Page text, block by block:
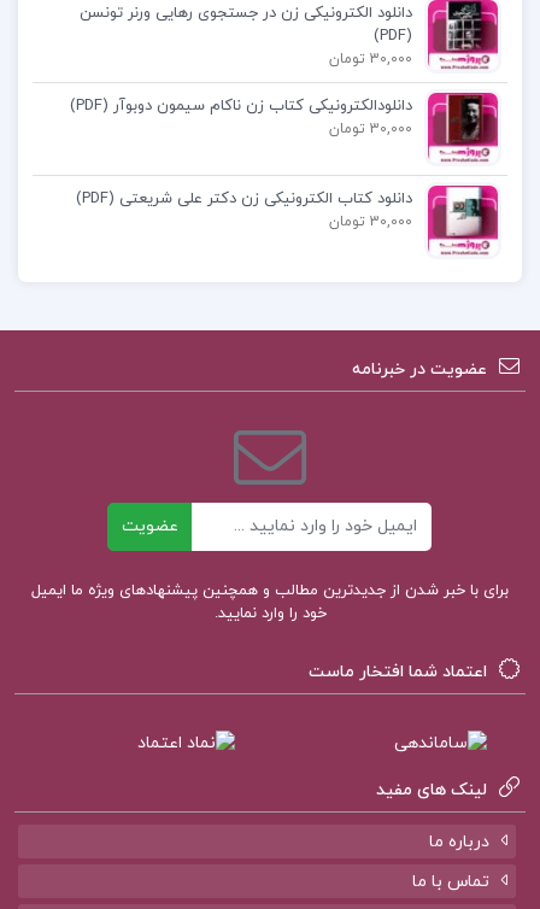
خلاصه کتاب فاجعه بزرگ ژان پل سارتر
فاجعه بزرگ
نقد کتاب فاجعه بزرگ
کتاب پیشنهادی پروژه کده
(PDF)
کتاب الکترونیکی روان سنجی دکتر حمزه گنجی
کتاب الکترونیکی تاثیر دکتر رابرت بی سیالدینی
دانلود الکترونیکی زن در جستجوی رهایی ورنر تونسن
(PDF)
30,000 تومان
دانلودالکترونیکی کتاب زن ناکام سیمون دوبوآر (PDF)
30,000 تومان
دانلود کتاب الکترونیکی زن دکتر علی شریعتی (PDF)
30,000 تومان
عضویت در خبرنامه
عضویت
برای با خبر شدن از جدیدترین مطالب و همچنین پیشنهادهای ویژه ما ایمیل
خود را وارد نمایید.
اعتماد شما افتخار ماست
لینک های مفید
درباره ما
تماس با ما